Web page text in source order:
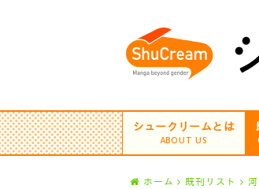
シュークリームとは
ABOUT US
ホーム 既刊リスト